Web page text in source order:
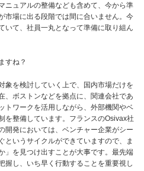
ニュアルの整備なども含めて、今から準
市場に出る段階では間に合いません。今
いて、社員一丸となって準備に取り組ん
すね？
象を検討していく上で、国内市場だけを
、ボストンなどを拠点に、関連会社であ
トワークを活用しながら、外部機関やベ
を整備しています。フランスのOsivax社
開発においては、ベンチャー企業がシー
というサイクルができていますので、ま
」を見つけ出すことが大事です。最先端
握し、いち早く行動することを重要視し